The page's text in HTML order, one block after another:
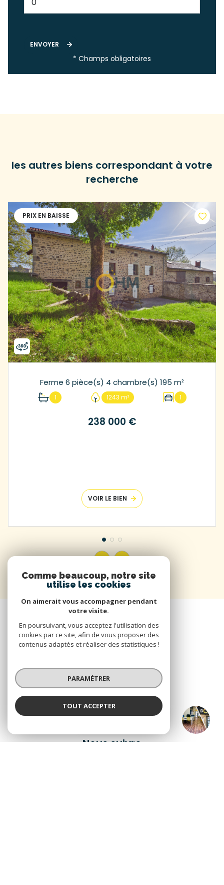
ENVOYER
* Champs obligatoires
DOHM Craponne Arzon
les autres biens correspondant à votre
recherche
PRIX EN BAISSE
Ferme 6 pièce(s) 4 chambre(s) 195 m²
1 1243 m² 1
238 000 €
VOIR LE BIEN
Nous suivre
Comme beaucoup, notre site
utilise les cookies
On aimerait vous accompagner pendant
votre visite.
En poursuivant, vous acceptez l'utilisation des
cookies par ce site, afin de vous proposer des
contenus adaptés et réaliser des statistiques !
PARAMÉTRER
TOUT ACCEPTER